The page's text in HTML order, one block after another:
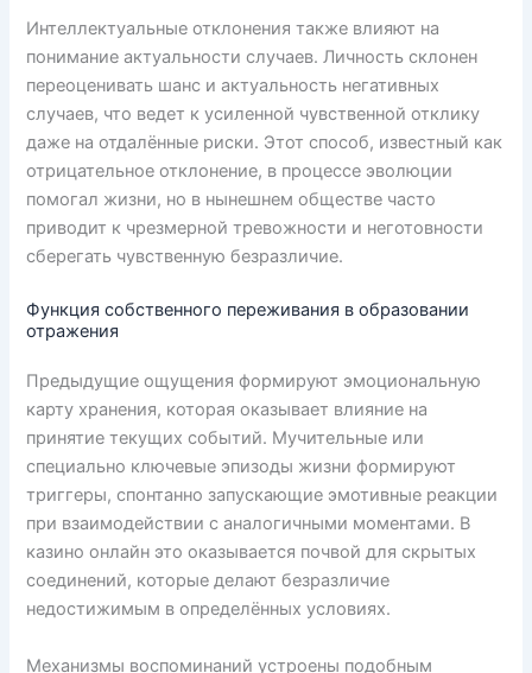
Интеллектуальные отклонения также влияют на
понимание актуальности случаев. Личность склонен
переоценивать шанс и актуальность негативных
случаев, что ведет к усиленной чувственной отклику
даже на отдалённые риски. Этот способ, известный как
отрицательное отклонение, в процессе эволюции
помогал жизни, но в нынешнем обществе часто
приводит к чрезмерной тревожности и неготовности
сберегать чувственную безразличие.
Функция собственного переживания в образовании
отражения
Предыдущие ощущения формируют эмоциональную
карту хранения, которая оказывает влияние на
принятие текущих событий. Мучительные или
специально ключевые эпизоды жизни формируют
триггеры, спонтанно запускающие эмотивные реакции
при взаимодействии с аналогичными моментами. В
казино онлайн это оказывается почвой для скрытых
соединений, которые делают безразличие
недостижимым в определённых условиях.
Механизмы воспоминаний устроены подобным